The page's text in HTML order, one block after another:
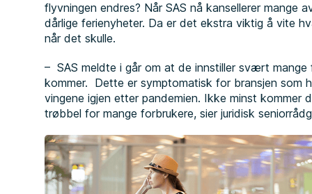
flyvningen endres? Når SAS nå kansellerer mange
dårlige ferienyheter. Da er det ekstra viktig å vite
når det skulle.
– SAS meldte i går om at de innstiller svært mange
kommer. Dette er symptomatisk for bransjen som
vingene igjen etter pandemien. Ikke minst kommer
trøbbel for mange forbrukere, sier juridisk